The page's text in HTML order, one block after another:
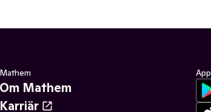
Mathem
Om Mathem
Karriär